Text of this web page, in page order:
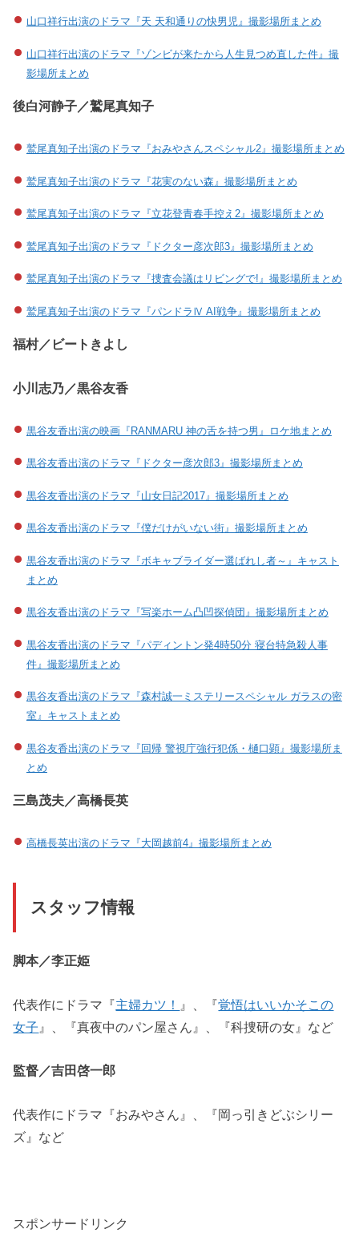
山口祥行出演のドラマ『天 天和通りの快男児』撮影場所まとめ
山口祥行出演のドラマ『ゾンビが来たから人生見つめ直した件』撮
影場所まとめ
後白河静子／鷲尾真知子
鷲尾真知子出演のドラマ『おみやさんスペシャル2』撮影場所まとめ
鷲尾真知子出演のドラマ『花実のない森』撮影場所まとめ
鷲尾真知子出演のドラマ『立花登青春手控え2』撮影場所まとめ
鷲尾真知子出演のドラマ『ドクター彦次郎3』撮影場所まとめ
鷲尾真知子出演のドラマ『捜査会議はリビングで!』撮影場所まとめ
鷲尾真知子出演のドラマ『パンドラⅣ AI戦争』撮影場所まとめ
福村／ビートきよし
小川志乃／黒谷友香
黒谷友香出演の映画『RANMARU 神の舌を持つ男』ロケ地まとめ
黒谷友香出演のドラマ『ドクター彦次郎3』撮影場所まとめ
黒谷友香出演のドラマ『山女日記2017』撮影場所まとめ
黒谷友香出演のドラマ『僕だけがいない街』撮影場所まとめ
黒谷友香出演のドラマ『ボキャブライダー選ばれし者～』キャスト
まとめ
黒谷友香出演のドラマ『写楽ホーム凸凹探偵団』撮影場所まとめ
黒谷友香出演のドラマ『パディントン発4時50分 寝台特急殺人事
件』撮影場所まとめ
黒谷友香出演のドラマ『森村誠一ミステリースペシャル ガラスの密
室』キャストまとめ
黒谷友香出演のドラマ『回帰 警視庁強行犯係・樋口顕』撮影場所ま
とめ
三島茂夫／高橋長英
高橋長英出演のドラマ『大岡越前4』撮影場所まとめ
スタッフ情報
脚本／李正姫
代表作にドラマ『主婦カツ！ 』、『覚悟はいいかそこの
女子 』、『真夜中のパン屋さん』、『科捜研の女』など
監督／吉田啓一郎
代表作にドラマ『おみやさん』、『岡っ引きどぶシリー
ズ』など
スポンサードリンク